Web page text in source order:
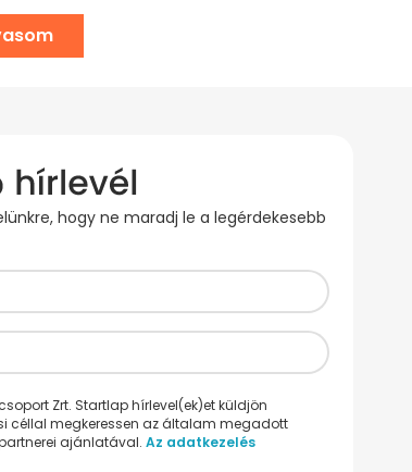
hogy ne maradj le a legérdekesebb
Zrt. Startlap hírlevel(ek)et küldjön
céllal megkeressen az általam megadott
ajánlatával. Az adatkezelés